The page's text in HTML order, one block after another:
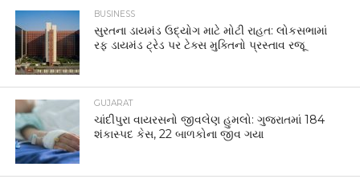
BUSINESS
સુરતના ડાયમંડ ઉદ્યોગ માટે મોટી રાહત: લોકસભામાં
રફ ડાયમંડ ટ્રેડ પર ટેક્સ મુક્તિનો પ્રસ્તાવ રજૂ
GUJARAT
ચાંદીપુરા વાયરસનો જીવલેણ હુમલો: ગુજરાતમાં 184
શંકાસ્પદ કેસ, 22 બાળકોના જીવ ગયા